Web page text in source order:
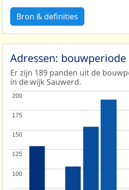
Bron & definities
Adressen:
Er zijn 189 panden uit de
in de wijk Sauwerd.
100
100
125
125
150
150
175
175
200
200